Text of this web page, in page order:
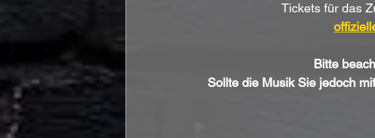
Tickets für das
Bitte
Sollte die Musik Sie jedoch